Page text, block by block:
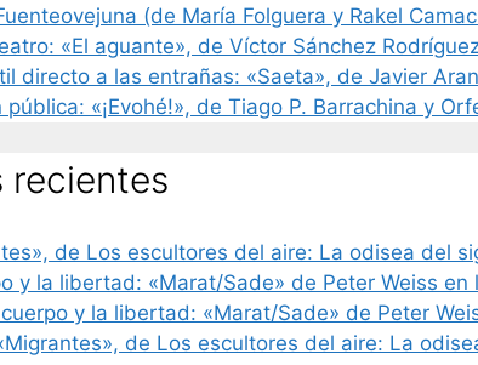
(de María Folguera y Rakel
«El aguante», de Víctor Sánchez
directo a las entrañas: «Saeta», de Javier
«¡Evohé!», de Tiago P. Barrachina y
recientes
de Los escultores del aire: La odisea del
y la libertad: «Marat/Sade» de Peter Weiss
cuerpo y la libertad: «Marat/Sade» de Peter
de Los escultores del aire: La